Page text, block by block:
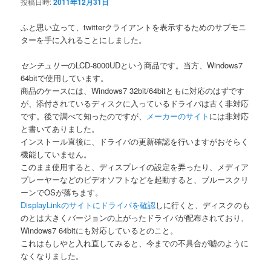
ふと思い立って、twitterクライアントを表示するためのサブモニ
ターを手に入れることにしました。
センチュリーのLCD-8000UDという商品です。当方、Windows7
64bitで使用しています。
商品のケースには、Windows7 32bit/64bitともに対応のはずです
が、添付されているディスクに入っているドライバは古く非対応
です。後で調べて知ったのですが、
メーカーのサイト には非対応
と書いてありました。
インストール直後に、ドライバの更新確認を行いますがおそらく
機能していません。
このまま使用すると、ディスプレイの設定を弄ったり、メディア
プレーヤーなどのビデオソフトなどを起動すると、ブルースクリ
ーンでOSが落ちます。
DisplayLinkのサイトにドライバを確認しに行くと、ディスクのも
のとは大きくバージョンの上がったドライバが配布されており、
Windows7 64bitにも対応しているとのこと。
これはもしやと入れ直してみると、今までの不具合が嘘のように
なくなりました。